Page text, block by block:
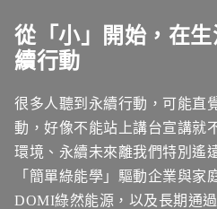
從「小」開始，在
續行動
很多人聽到永續行動，可能直
動，好像不能站上講台宣講就
環境、永續未來離我們特別遙
「簡單綠能學」驅動企業與家
DOMI綠然能源，以及長期通